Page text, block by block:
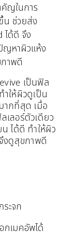
ญในการ
น ช่วยส่ง
ได้ดี จึง
ญหาผิวแห้ง
าพดี
เป็นฟิล
ให้ผิวดูเป็น
ากที่สุด เมื่อ
ลอร์ตัวเดียว
ได้ดี ทำให้ผิว
งดูสุขภาพดี
ะจก
กเมคอัพได้